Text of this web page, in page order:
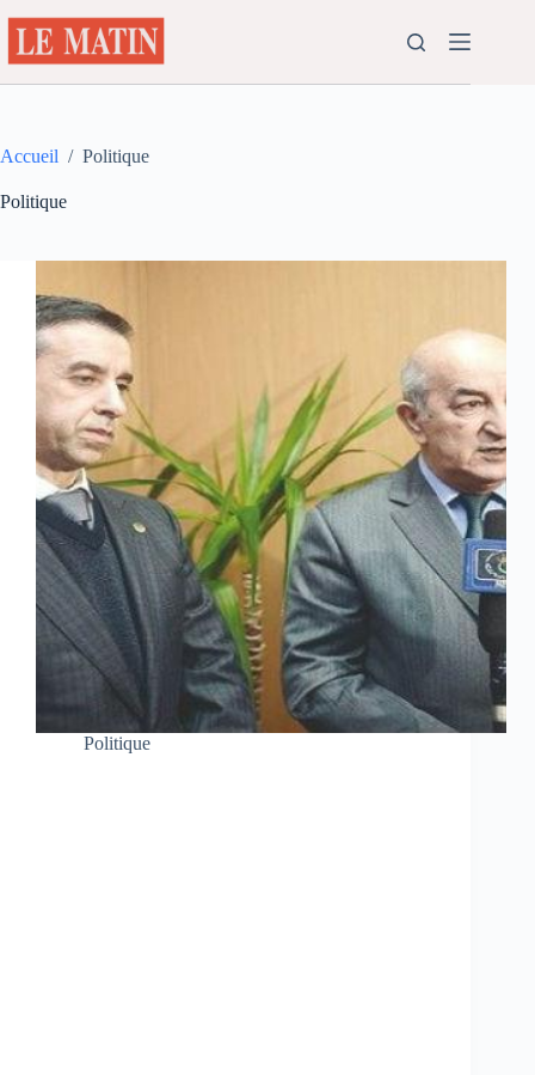
au
contenu
Accueil / Politique
Politique
Politique